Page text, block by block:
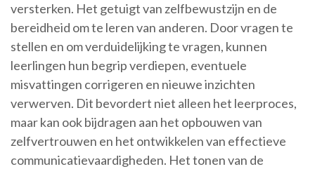
versterken. Het getuigt van zelfbewustzijn en de
bereidheid om te leren van anderen. Door vragen te
stellen en om verduidelijking te vragen, kunnen
leerlingen hun begrip verdiepen, eventuele
misvattingen corrigeren en nieuwe inzichten
verwerven. Dit bevordert niet alleen het leerproces,
maar kan ook bijdragen aan het opbouwen van
zelfvertrouwen en het ontwikkelen van effectieve
communicatievaardigheden. Het tonen van de